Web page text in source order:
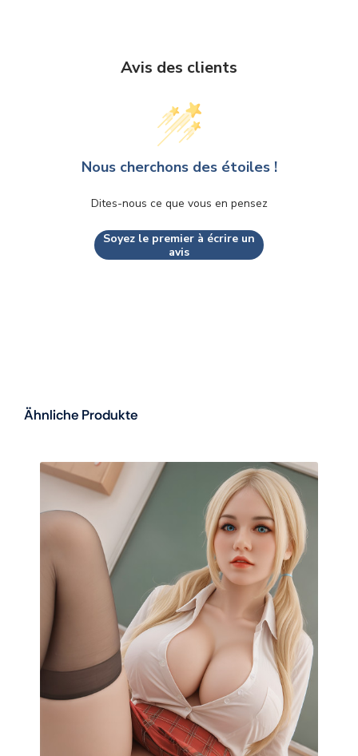
Avis des clients
Nous cherchons des étoiles !
Dites-nous ce que vous en pensez
Soyez le premier à écrire un
avis
Ähnliche Produkte